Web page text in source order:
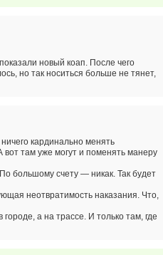
новый коап. После чего
но так носиться больше не тянет,
кардинально менять
там уже могут и поменять манеру
большому счету — никак. Так будет
неотвратимость наказания. Что,
а на трассе. И только там, где